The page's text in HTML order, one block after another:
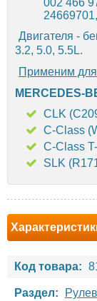
Двигателя -
3.2, 5.0, 5.5L.
Применим
MERCEDES-
CLK
C-Class
C-Class
SLK
Код товара:
Раздел: